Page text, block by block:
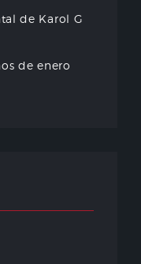
de Karol G
de enero